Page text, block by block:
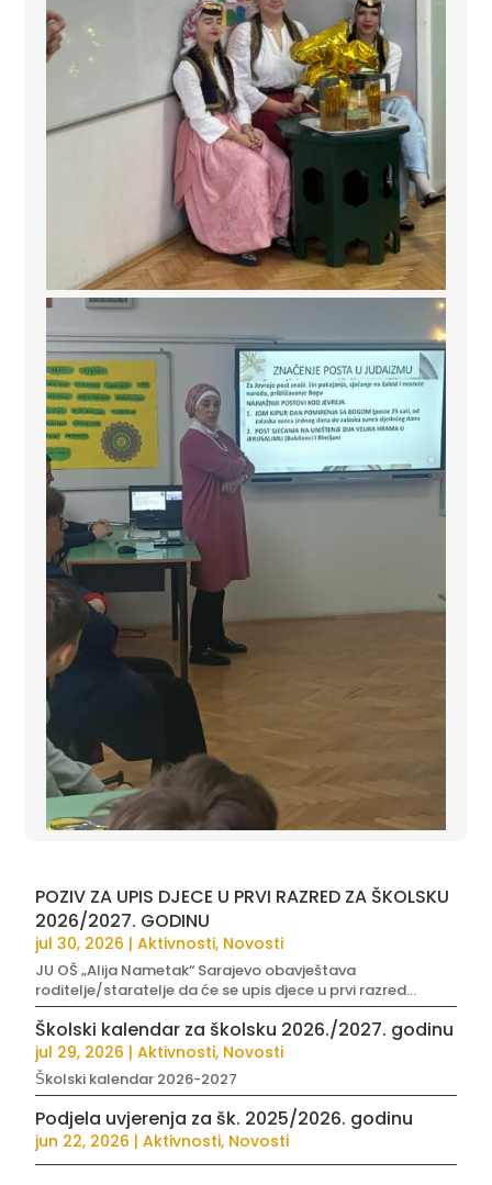
POZIV ZA UPIS DJECE U PRVI RAZRED ZA ŠKOLSKU
2026/2027. GODINU
jul 30, 2026 |Aktivnosti, Novosti
JU OŠ „Alija Nametak“ Sarajevo obavještava
roditelje/staratelje da će se upis djece u prvi razred...
Školski kalendar za školsku 2026./2027. godinu
jul 29, 2026 |Aktivnosti, Novosti
Školski kalendar 2026-2027
Podjela uvjerenja za šk. 2025/2026. godinu
jun 22, 2026 |Aktivnosti, Novosti